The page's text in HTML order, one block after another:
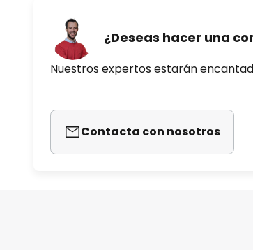
¿Deseas hacer una
Nuestros expertos estarán
Contacta con nosotros